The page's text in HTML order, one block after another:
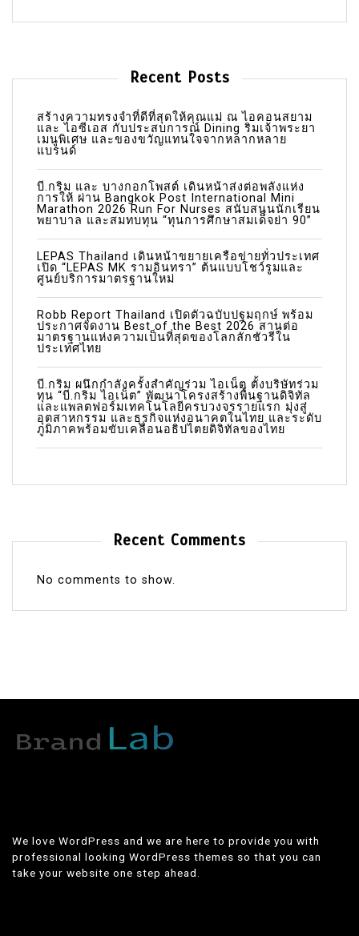
a
Recent Posts
สร้างความทรงจำที่ดีที่สุดให้คุณแม่ ณ ไอคอนสยาม
และ ไอซีเอส กับประสบการณ์ Dining ริมเจ้าพระยา
เมนูพิเศษ และของขวัญแทนใจจากหลากหลาย
แบรนด์
บี.กริม และ บางกอกโพสต์ เดินหน้าส่งต่อพลังแห่ง
การให้ ผ่าน Bangkok Post International Mini
Marathon 2026 Run For Nurses สนับสนุนนักเรียน
พยาบาล และสมทบทุน “ทุนการศึกษาสมเด็จย่า 90”
LEPAS Thailand เดินหน้าขยายเครือข่ายทั่วประเทศ
เปิด “LEPAS MK รามอินทรา” ต้นแบบโชว์รูมและ
ศูนย์บริการมาตรฐานใหม่
Robb Report Thailand เปิดตัวฉบับปฐมฤกษ์ พร้อม
ประกาศจัดงาน Best of the Best 2026 สานต่อ
มาตรฐานแห่งความเป็นที่สุดของโลกลักชัวรีใน
ประเทศไทย
บี.กริม ผนึกกำลังครั้งสำคัญร่วม ไอเน็ต ตั้งบริษัทร่วม
ทุน “บี.กริม ไอเน็ต” พัฒนาโครงสร้างพื้นฐานดิจิทัล
และแพลตฟอร์มเทคโนโลยีครบวงจรรายแรก มุ่งสู่
อุตสาหกรรม และธุรกิจแห่งอนาคตในไทย และระดับ
ภูมิภาคพร้อมขับเคลื่อนอธิปไตยดิจิทัลของไทย
Recent Comments
No comments to show.
We love WordPress and we are here to provide you with
professional looking WordPress themes so that you can
take your website one step ahead.